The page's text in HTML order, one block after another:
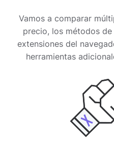
Vamos a comparar
precio, los métodos
extensiones del
herramientas